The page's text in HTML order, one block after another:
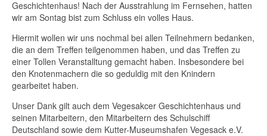
Geschichtenhaus! Nach der Ausstrahlung im Fernsehen, hatten
wir am Sontag bist zum Schluss ein volles Haus.
Hiermit wollen wir uns nochmal bei allen Teilnehmern bedanken,
die an dem Treffen teilgenommen haben, und das Treffen zu
einer Tollen Veranstalltung gemacht haben. Insbesondere bei
den Knotenmachern die so geduldig mit den Knindern
gearbeitet haben.
Unser Dank gilt auch dem Vegesakcer Geschichtenhaus und
seinen Mitarbeitern, den Mitarbeitern des Schulschiff
Deutschland sowie dem Kutter-Museumshafen Vegesack e.V.